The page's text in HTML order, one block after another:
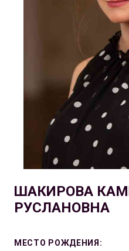
ШАКИРОВА
РУСЛАНОВНА
МЕСТО РОЖДЕНИЯ: